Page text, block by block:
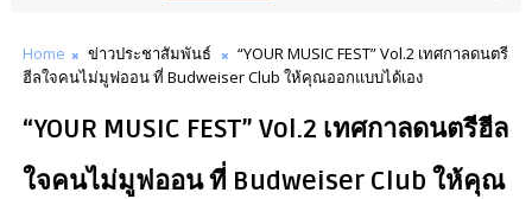
Home ข่าวประชาสัมพันธ์
“YOUR MUSIC FEST” Vol.2 เทศกาลดนตรี
ฮีลใจคนไม่มูฟออน ที่ Budweiser Club ให้คุณออกแบบได้เอง
“YOUR MUSIC FEST” Vol.2 เทศกาลดนตรีฮีล
ใจคนไม่มูฟออน ที่ Budweiser Club ให้คุณ